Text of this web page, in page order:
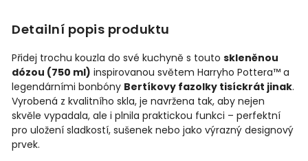
Detailní popis produktu
Přidej trochu kouzla do své kuchyně s touto skleněnou
dózou (750 ml) inspirovanou světem Harryho Pottera™ a
legendárními bonbóny Bertíkovy fazolky tisíckrát jinak.
Vyrobená z kvalitního skla, je navržena tak, aby nejen
skvěle vypadala, ale i plnila praktickou funkci – perfektní
pro uložení sladkostí, sušenek nebo jako výrazný designový
prvek.